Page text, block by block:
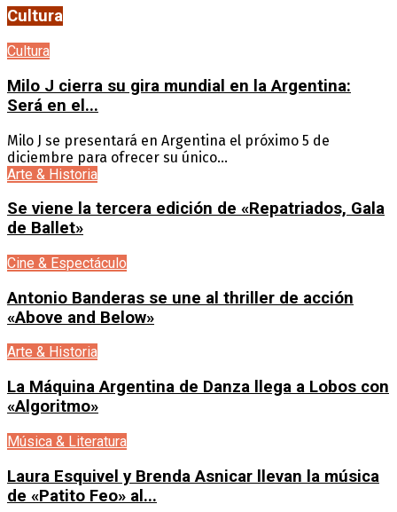
Cultura
Cultura
Milo J cierra su gira mundial en la Argentina:
Será en el...
Milo J se presentará en Argentina el próximo 5 de
diciembre para ofrecer su único...
Arte & Historia
Se viene la tercera edición de «Repatriados, Gala
de Ballet»
Cine & Espectáculo
Antonio Banderas se une al thriller de acción
«Above and Below»
Arte & Historia
La Máquina Argentina de Danza llega a Lobos con
«Algoritmo»
Música & Literatura
Laura Esquivel y Brenda Asnicar llevan la música
de «Patito Feo» al...